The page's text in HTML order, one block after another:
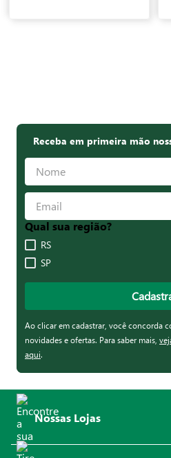
Receba em primeira mão
Qual sua região?
Ao clicar em cadastrar, você concorda
Nossas Lojas